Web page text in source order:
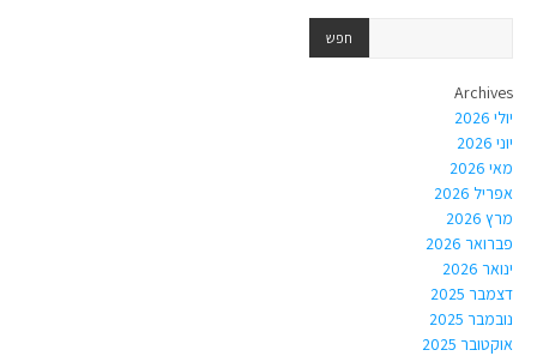
Archives
יולי 2026
יוני 2026
מאי 2026
אפריל 2026
מרץ 2026
פברואר 2026
ינואר 2026
דצמבר 2025
נובמבר 2025
אוקטובר 2025